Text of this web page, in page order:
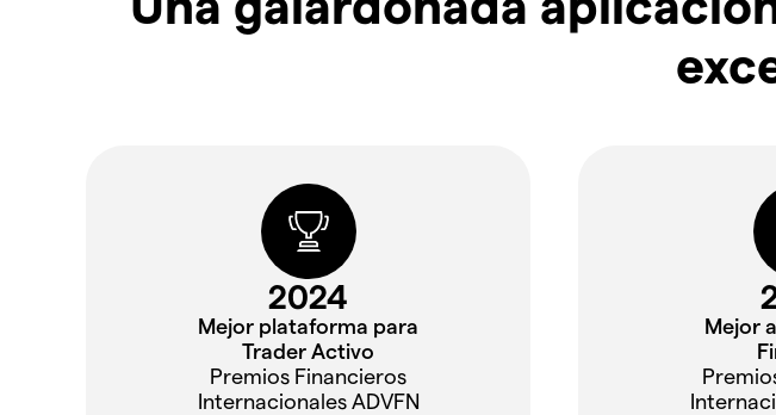
2024
Mejor plataforma para
Trader Activo
Premios Financieros
Internacionales ADVFN
Mejor